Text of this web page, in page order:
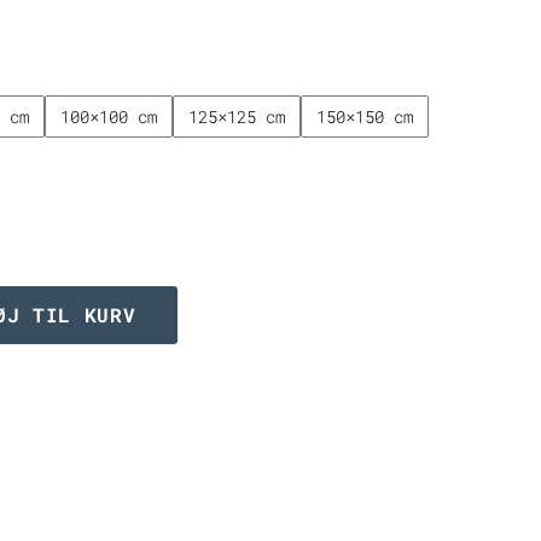
cm 100×100 cm 125×125 cm 150×150 cm
TIL KURV